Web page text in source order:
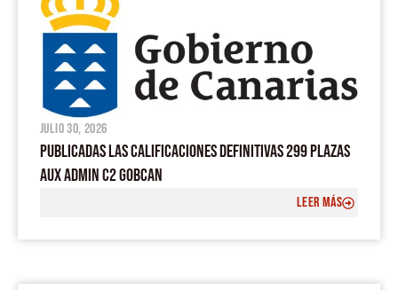
julio 30, 2026
PUBLICADAS LAS CALIFICACIONES DEFINITIVAS 299 PLAZAS
AUX ADMIN C2 GOBCAN
LEER MÁS